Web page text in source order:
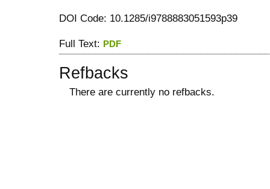
DOI Code: 10.1285/i9788883051593p39
Full Text: PDF
Refbacks
There are currently no refbacks.